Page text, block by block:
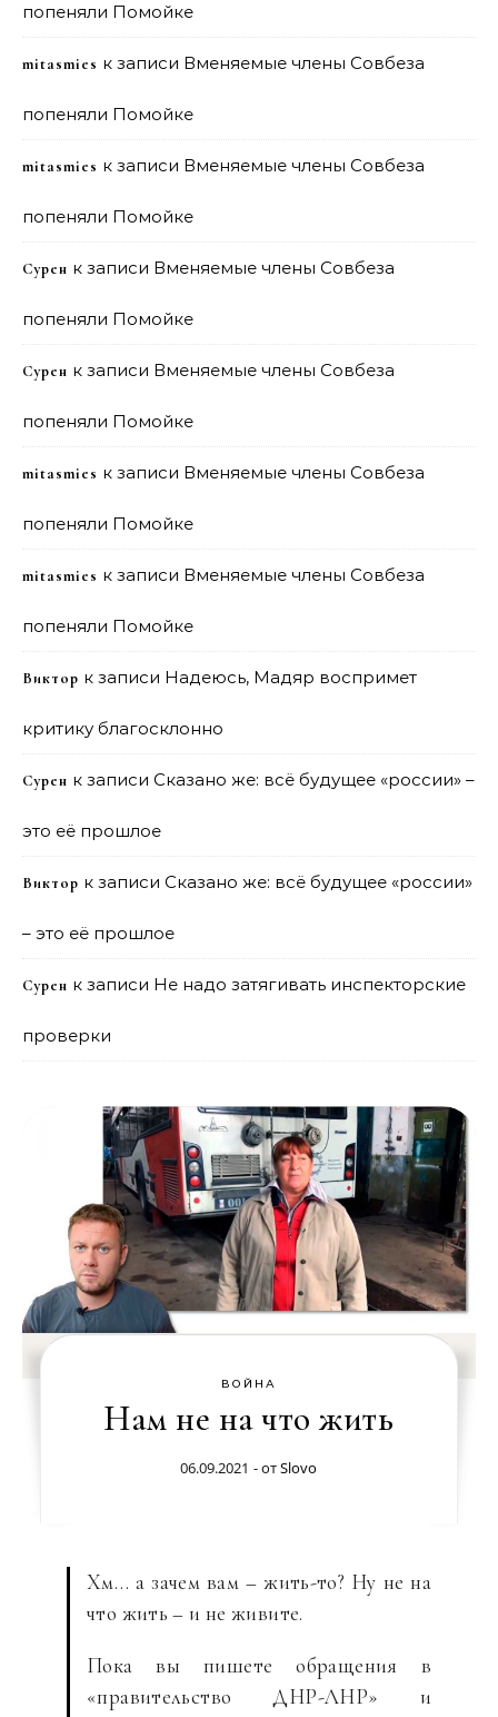
попеняли Помойке
mitasmies к записи Вменяемые члены Совбеза
попеняли Помойке
mitasmies к записи Вменяемые члены Совбеза
попеняли Помойке
Сурен к записи Вменяемые члены Совбеза
попеняли Помойке
Сурен к записи Вменяемые члены Совбеза
попеняли Помойке
mitasmies к записи Вменяемые члены Совбеза
попеняли Помойке
mitasmies к записи Вменяемые члены Совбеза
попеняли Помойке
Виктор к записи Надеюсь, Мадяр воспримет
критику благосклонно
Сурен к записи Сказано же: всё будущее «россии» –
это её прошлое
Виктор к записи Сказано же: всё будущее «россии»
– это её прошлое
Сурен к записи Не надо затягивать инспекторские
проверки
ВОЙНА
Нам не на что жить
06.09.2021 - отSlovo
Хм… а зачем вам – жить-то? Ну не на
что жить – и не живите.
Пока вы пишете обращения в
«правительство ДНР-ЛНР» и